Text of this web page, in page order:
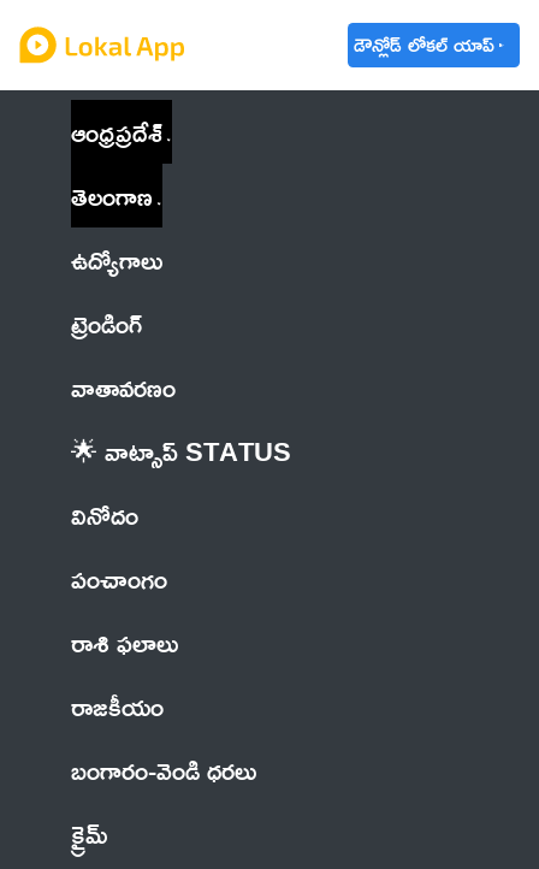
డౌన్లోడ్ లోకల్ యాప్
ఆంధ్రప్రదేశ్
తెలంగాణ
ఉద్యోగాలు
ట్రెండింగ్
వాతావరణం
🌟 వాట్సాప్ STATUS
వినోదం
పంచాంగం
రాశి ఫలాలు
రాజకీయం
బంగారం-వెండి ధరలు
క్రైమ్